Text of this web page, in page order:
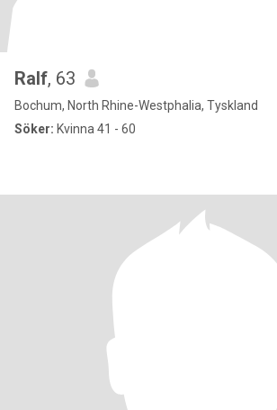
Ralf, 63
Bochum, North Rhine-Westphalia, Tyskland
Söker: Kvinna 41 - 60